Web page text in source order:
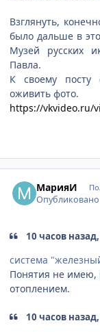
Взглянуть,
было дальше в
Музей русских
Павла.
К своему посту
оживить фото.
https://vkvideo.ru/
МарияИ
Опубликовано
10 часов
система
Понятия не имею,
отоплением.
10 часов